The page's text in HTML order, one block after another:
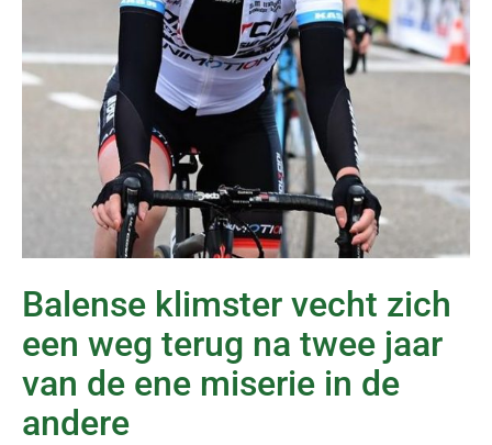
Balense klimster vecht zich
een weg terug na twee jaar
van de ene miserie in de
andere